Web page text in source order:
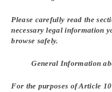
Please carefully read the
necessary legal information
browse safely.
General Information
For the purposes of Article